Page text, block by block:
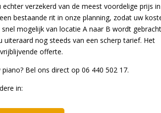
verzekerd van de meest voordelige prijs in
bestaande rit in onze planning, zodat uw
mogelijk van locatie A naar B wordt
nog steeds van een scherp tarief. Het
offerte.
Bel ons direct op 06 440 502 17.
in: